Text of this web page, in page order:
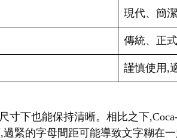
現代、簡
傳統、正
謹慎使用,
寸下也能保持清晰。相比之下
緊的字母間距可能導致文字糊在